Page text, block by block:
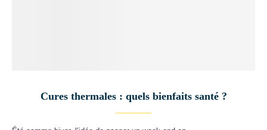
Cures thermales : quels bienfaits santé ?